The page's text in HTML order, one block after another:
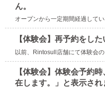
ん。
オープンから一定期間経過して
【体験会】再予約をした
以前、Rintosull店舗にて体験会の
【体験会】体験会予約
在します。」と表示され